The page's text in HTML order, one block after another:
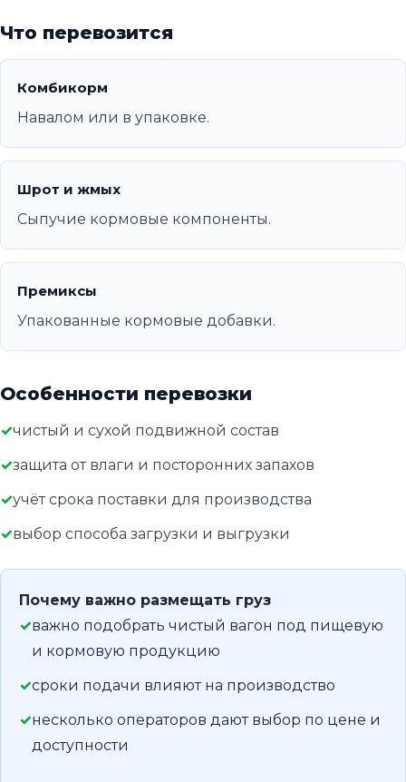
Что перевозится
Комбикорм
Навалом или в упаковке.
Шрот и жмых
Сыпучие кормовые компоненты.
Премиксы
Упакованные кормовые добавки.
Особенности перевозки
чистый и сухой подвижной состав
защита от влаги и посторонних запахов
учёт срока поставки для производства
выбор способа загрузки и выгрузки
Почему важно размещать груз
важно подобрать чистый вагон под пищевую
и кормовую продукцию
сроки подачи влияют на производство
несколько операторов дают выбор по цене и
доступности